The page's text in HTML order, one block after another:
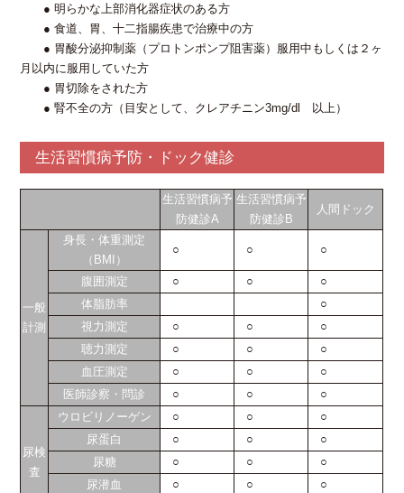
● 明らかな上部消化器症状のある方
● 食道、胃、十二指腸疾患で治療中の方
● 胃酸分泌抑制薬（プロトンポンプ阻害薬）服用中もしくは２ヶ
月以内に服用していた方
● 胃切除をされた方
● 腎不全の方（目安として、クレアチニン3mg/dl 以上）
生活習慣病予防・ドック健診
生活習慣病予
防健診A
生活習慣病予
防健診B
人間ドック
一般
計測
身長・体重測定
（BMI）
○ ○ ○
腹囲測定 ○ ○
○
体脂肪率
○
視力測定
○ ○
○
聴力測定
○ ○
○
血圧測定
○ ○
○
医師診察・問診
○ ○ ○
尿検
査
ウロビリノーゲン ○ ○
○
尿蛋白
○ ○
○
尿糖
○ ○
○
尿潜血
○ ○
○